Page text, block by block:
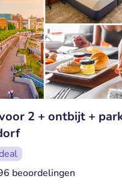
2 + ontbijt +
beoordelingen